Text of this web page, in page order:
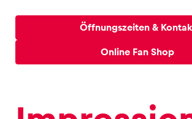
BusinessÖffnungszeiten &
Online Fan Shop